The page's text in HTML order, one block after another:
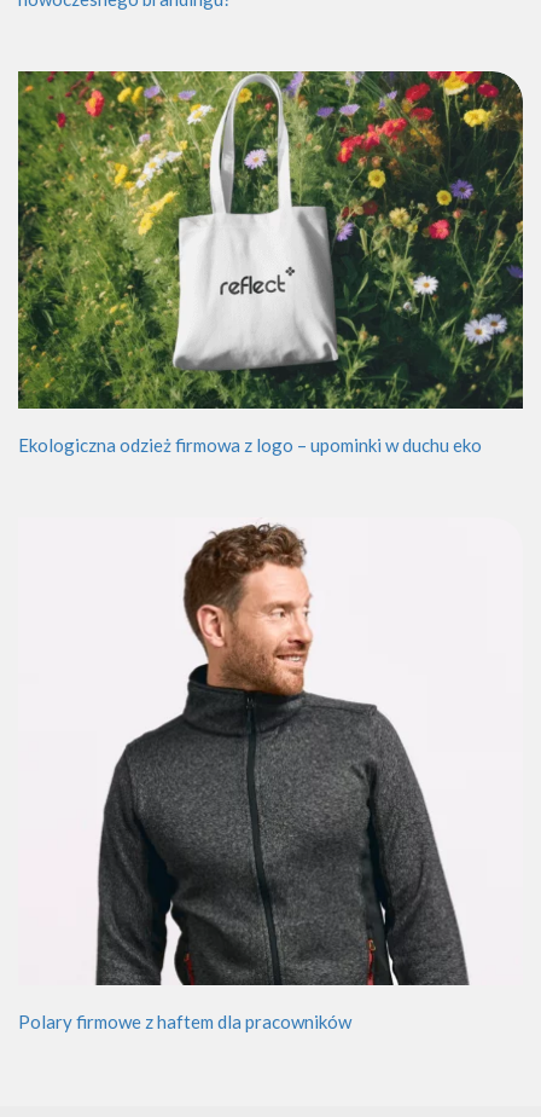
Ekologiczna odzież firmowa z logo – upominki w duchu eko
Polary firmowe z haftem dla pracowników